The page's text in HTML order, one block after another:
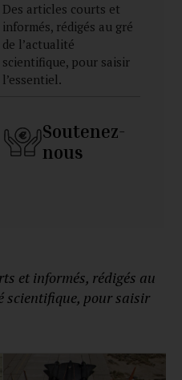
Des articles courts et
informés, rédigés au gré
de l’actualité
scientifique, pour saisir
l’essentiel.
Soutenez-
nous
et informés, rédigés au
scientifique, pour saisir